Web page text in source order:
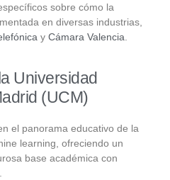
sobre cómo la
en diversas industrias,
y Cámara Valencia
Universidad
(UCM)
el panorama educativo de la
learning, ofreciendo un
base académica con